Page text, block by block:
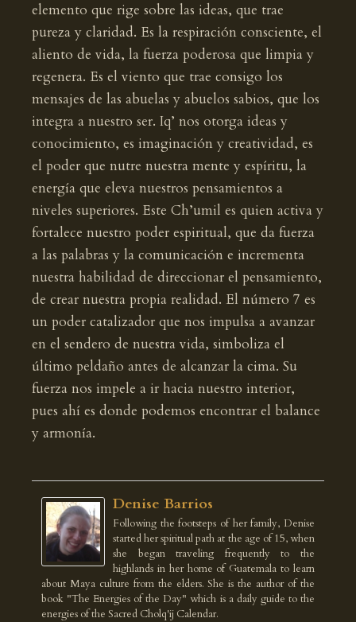
elemento que rige sobre las ideas, que trae
pureza y claridad. Es la respiración consciente, el
aliento de vida, la fuerza poderosa que limpia y
regenera. Es el viento que trae consigo los
mensajes de las abuelas y abuelos sabios, que los
integra a nuestro ser. Iq’ nos otorga ideas y
conocimiento, es imaginación y creatividad, es
el poder que nutre nuestra mente y espíritu, la
energía que eleva nuestros pensamientos a
niveles superiores. Este Ch’umil es quien activa y
fortalece nuestro poder espiritual, que da fuerza
a las palabras y la comunicación e incrementa
nuestra habilidad de direccionar el pensamiento,
de crear nuestra propia realidad. El número 7 es
un poder catalizador que nos impulsa a avanzar
en el sendero de nuestra vida, simboliza el
último peldaño antes de alcanzar la cima. Su
fuerza nos impele a ir hacia nuestro interior,
pues ahí es donde podemos encontrar el balance
y armonía.
Denise Barrios
Following the footsteps of her family, Denise
started her spiritual path at the age of 15, when
she began traveling frequently to the
highlands in her home of Guatemala to learn
about Maya culture from the elders. She is the author of the
book "The Energies of the Day" which is a daily guide to the
energies of the Sacred Cholq'ij Calendar.